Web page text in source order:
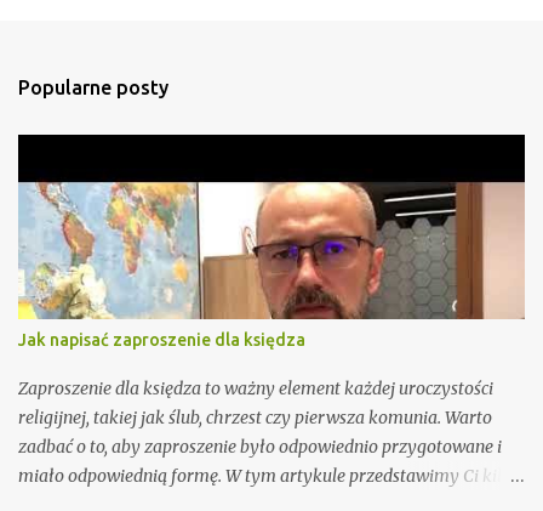
r
z
e
Popularne posty
Jak napisać zaproszenie dla księdza
Zaproszenie dla księdza to ważny element każdej uroczystości
religijnej, takiej jak ślub, chrzest czy pierwsza komunia. Warto
zadbać o to, aby zaproszenie było odpowiednio przygotowane i
miało odpowiednią formę. W tym artykule przedstawimy Ci kilka